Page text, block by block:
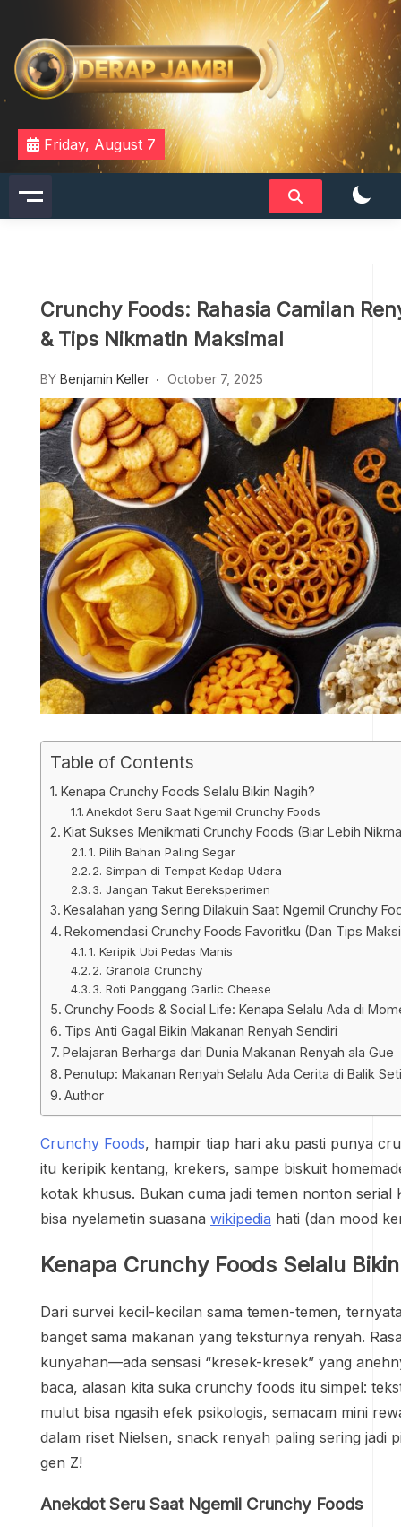
content
DERAPJAMBI
Friday, August 7
Crunchy Foods: Rahasia Camilan
& Tips Nikmatin Maksimal
BY Benjamin Keller October 7, 2025
Table of Contents
Kenapa Crunchy Foods Selalu Bikin Nagih?
Anekdot Seru Saat Ngemil Crunchy Foods
Kiat Sukses Menikmati Crunchy Foods (Biar Lebih
1. Pilih Bahan Paling Segar
2. Simpan di Tempat Kedap Udara
3. Jangan Takut Bereksperimen
Kesalahan yang Sering Dilakuin Saat Ngemil Crunchy
Rekomendasi Crunchy Foods Favoritku (Dan Tips
1. Keripik Ubi Pedas Manis
2. Granola Crunchy
3. Roti Panggang Garlic Cheese
Crunchy Foods & Social Life: Kenapa Selalu Ada di
Tips Anti Gagal Bikin Makanan Renyah Sendiri
Pelajaran Berharga dari Dunia Makanan Renyah ala Gue
Penutup: Makanan Renyah Selalu Ada Cerita di Balik
Author
Crunchy Foods, hampir tiap hari aku pasti punya
itu keripik kentang, krekers, sampe biskuit
kotak khusus. Bukan cuma jadi temen nonton serial
bisa nyelametin suasana wikipedia hati (dan mood
Kenapa Crunchy Foods Selalu
Dari survei kecil-kecilan sama temen-temen,
banget sama makanan yang teksturnya renyah.
kunyahan—ada sensasi “kresek-kresek” yang
baca, alasan kita suka crunchy foods itu simpel:
mulut bisa ngasih efek psikologis, semacam mini
dalam riset Nielsen, snack renyah paling sering jadi
gen Z!
Anekdot Seru Saat Ngemil Crunchy Foods